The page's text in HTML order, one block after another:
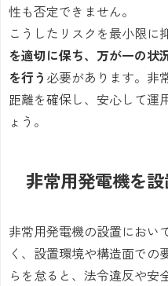
性も否定できません。
こうしたリスクを最小限に
を適切に保ち、万が一の状
を行う 必要があります。非
距離を確保し、安心して運
ょう。
非常用発電機を
非常用発電機の設置におい
く、設置環境や構造面で
らを怠ると、法令違反や安